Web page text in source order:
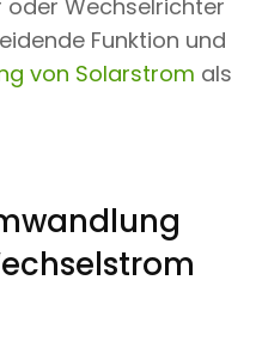
oder Wechselrichter
Funktion und
von Solarstrom als